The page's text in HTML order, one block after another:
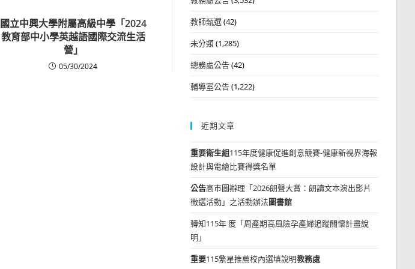
國立中興大學附屬高級中學「2024
教育部中小學英越語國際交流生活
營」
05/30/2024
教師甄選(42)
未分類(1,285)
總務處公告(42)
輔導室公告(1,222)
近期文章
重要衛生組115年度健康促進創意競賽-健康新視界海報
設計與電繪比賽得獎名單
公告高市圖辦理「2026朗聲大賞：朗讀文本演出影片
徵選活動」之活動辦法圖書館
轉知115年 度「周產期高風險孕產婦追蹤關懷計畫說
明」
重要115繁星推薦校內選填說明教務處